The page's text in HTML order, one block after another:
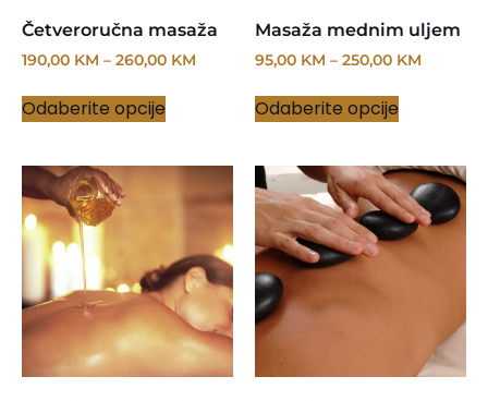
Četveroručna masaža
190,00 KM – 260,00 KM
Odaberite opcije
Masaža mednim uljem
95,00 KM – 250,00 KM
Odaberite opcije